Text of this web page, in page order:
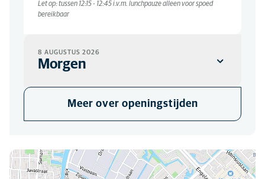
Let op: tussen 12:15 - 12:45 i.v.m. lunchpauze alleen voor spoed
bereikbaar
8 AUGUSTUS 2026
Morgen
09:00-12:00
Meer over openingstijden
U kunt ons hier vinden